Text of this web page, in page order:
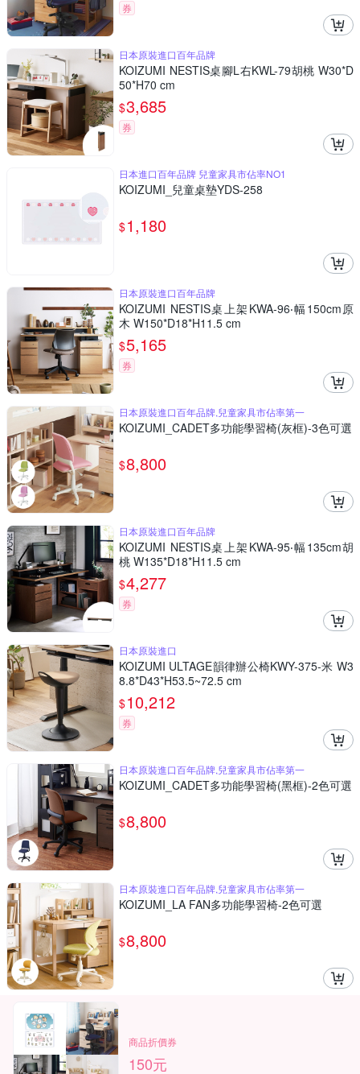
券
日本原裝進口百年品牌
KOIZUMI NESTIS桌腳L右KWL-79胡桃 W30*D
50*H70 cm
$3,685
券
日本進口百年品牌 兒童家具市佔率NO1
KOIZUMI_兒童桌墊YDS-258
$1,180
日本原裝進口百年品牌
KOIZUMI NESTIS桌上架KWA-96‧幅150cm原
木 W150*D18*H11.5 cm
$5,165
券
日本原裝進口百年品牌,兒童家具市佔率第一
KOIZUMI_CADET多功能學習椅(灰框)-3色可選
$8,800
日本原裝進口百年品牌
KOIZUMI NESTIS桌上架KWA-95‧幅135cm胡
桃 W135*D18*H11.5 cm
$4,277
券
日本原裝進口
KOIZUMI ULTAGE韻律辦公椅KWY-375-米 W3
8.8*D43*H53.5~72.5 cm
$10,212
券
日本原裝進口百年品牌,兒童家具市佔率第一
KOIZUMI_CADET多功能學習椅(黑框)-2色可選
$8,800
日本原裝進口百年品牌,兒童家具市佔率第一
KOIZUMI_LA FAN多功能學習椅-2色可選
$8,800
商品折價券
150元